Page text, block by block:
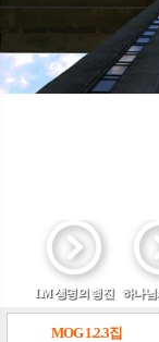
LM 생명의 행진 하나님
MOG 1.2.3집